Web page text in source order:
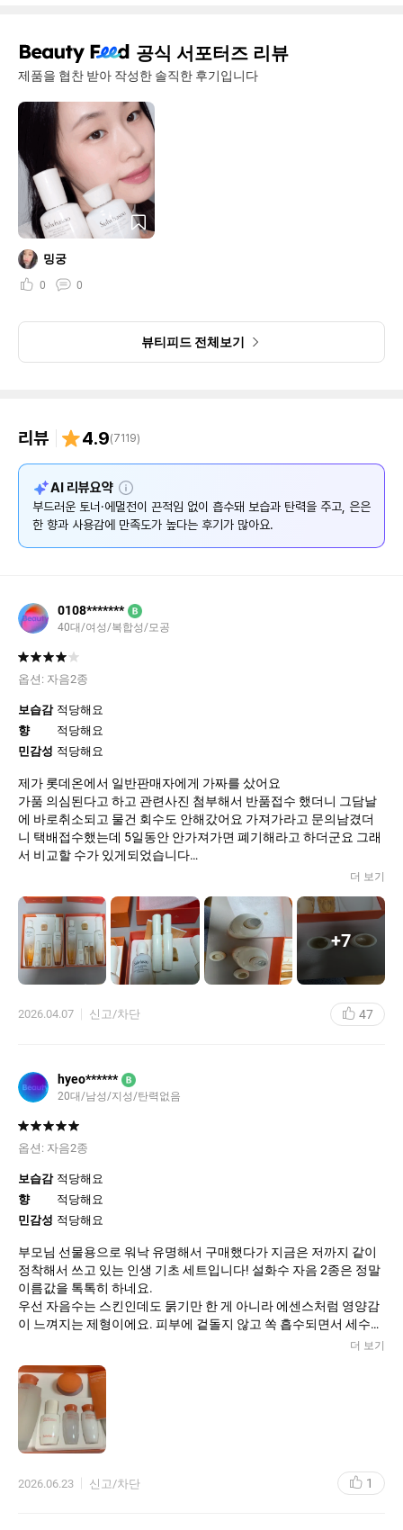
공식 서포터즈 리뷰
제품을 협찬 받아 작성한 솔직한 후기입니다
밍궁
0 0
뷰티피드 전체보기
리뷰 4.9(7119)
AI 리뷰요약 설
명
부드러운 토너·에멀전이 끈적임 없이 흡수돼 보습과 탄력을 주고, 은은
한 향과 사용감에 만족도가 높다는 후기가 많아요.
0108******* B
40대/여성/복합성/모공
옵션: 자음2종
보습감 적당해요
향
적당해요
민감성 적당해요
제가 롯데온에서 일반판매자에게 가짜를 샀어요
가품 의심된다고 하고 관련사진 첨부해서 반품접수 했더니 그담날
에 바로취소되고 물건 회수도 안해갔어요 가져가라고 문의남겼더
니 택배접수했는데 5일동안 안가져가면 폐기해라고 하더군요 그래
서 비교할 수가 있게되었습니다
고 바르겠죠?
윤조에센스 샘플은 향이 가짜는 인삼사탕향+인공향이 차이나고 제
형은 비슷해 보였어요 가짜 바르기는 싫어서 안발랐어요 세트상품
에서 샘플 용기 퀄리티가 확실히 떨어지구요 용기가 만지면 진품대
비 상대적으로 덜 매끄럽고 꼬질해요 플라스틱 케이스 진품이 더빡
본품은 용기 퀄리티도 비슷해요 용기 씰링 은박지 차이 있고 제형도
풀필먼트에서 보내주나봐요 진품도 좀 꼬질했어요 가짜한번 사서
예민해저서 그런 걸 수도 있어요
공식몰은 샘플 거의없는데 가격이 샘플가격 만큼 빠진건가 했습니
다 제가 네뷰페설화수에서 살까 고민하다 총금액이 공식몰이 저렴
했거든요? 근데 네이버설화수는 제공하는 샘플이 많더라구요 참고
더 보기
+7
2026.04.07 신고/차단 47
hyeo****** B
20대/남성/지성/탄력없음
옵션: 자음2종
보습감 적당해요
향
적당해요
민감성 적당해요
부모님 선물용으로 워낙 유명해서 구매했다가 지금은 저까지 같이
정착해서 쓰고 있는 인생 기초 세트입니다! 설화수 자음 2종은 정말
이름값을 톡톡히 하네요.
우선 자음수는 스킨인데도 묽기만 한 게 아니라 에센스처럼 영양감
이 느껴지는 제형이에요. 피부에 겉돌지 않고 쏙 흡수되면서 세수하
자마자 당기던 피부를 즉각적으로 촉촉하게 잡아줍니다. 이어서 자
데, 끈적이거나 유분기가 과하지 않고 속건조를 완벽하게 해결해 줘
특유의 은은하고 고급스러운 한방 향도 바를 때마다 힐링 되는 기분
이라 정말 좋습니다. 이 세트를 쓰고 나서부터는 피부 결이 눈에 띄
게 매끄러워지고, 아침에 일어났을 때 피부에서 은은한 윤기가 돌아
피부 타입 상관없이 사계절 내내 데일리로 쓰기 딱 좋은 보습 정석
더 보기
2026.06.23 신고/차단 1